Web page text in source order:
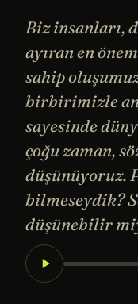
Biz insanları,
ayıran en
sahip
birbirimizle
sayesinde
çoğu zaman,
düşünüyoruz.
bilmeseydik?
düşünebilir